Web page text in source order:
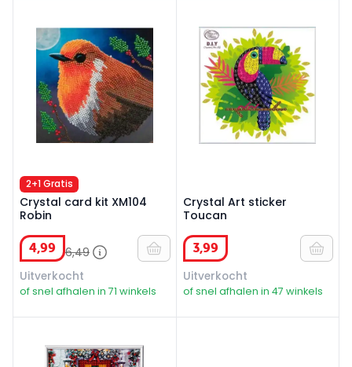
2+1 Gratis
Crystal card kit XM104
Robin
4,99 6,49
Uitverkocht
of snel afhalen in 71 winkels
Crystal Art sticker
Toucan
3,99
Uitverkocht
of snel afhalen in 47 winkels